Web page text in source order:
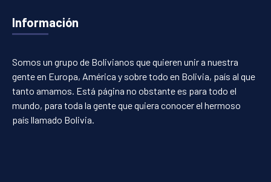
Información
Somos un grupo de Bolivianos que quieren unir a nuestra
gente en Europa, América y sobre todo en Bolivia, país al que
tanto amamos. Está página no obstante es para todo el
mundo, para toda la gente que quiera conocer el hermoso
país llamado Bolivia.